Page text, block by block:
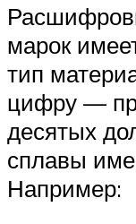
марок
тип
цифру —
десятых
сплавы
Например: